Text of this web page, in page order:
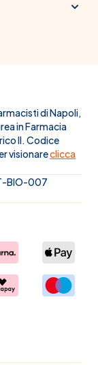
di Napoli,
in Farmacia
II. Codice
visionareclicca
BIO-007